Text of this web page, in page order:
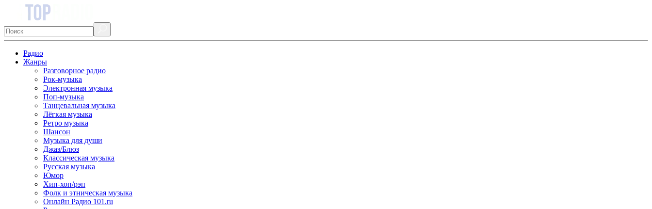
Радио
Жанры
Разговорное радио
Рок-музыка
Электронная музыка
Поп-музыка
Танцевальная музыка
Лёгкая музыка
Ретро музыка
Шансон
Музыка для души
Джаз/Блюз
Классическая музыка
Русская музыка
Юмор
Хип-хоп/рэп
Фолк и этническая музыка
Онлайн Радио 101.ru